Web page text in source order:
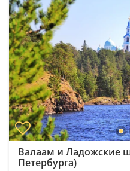
Валаам и Ладожские
Петербурга)